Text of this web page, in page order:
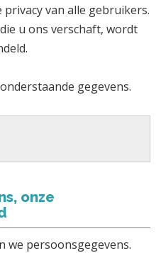
van alle gebruikers.
u ons verschaft, wordt
gegevens.
onze
we persoonsgegevens.